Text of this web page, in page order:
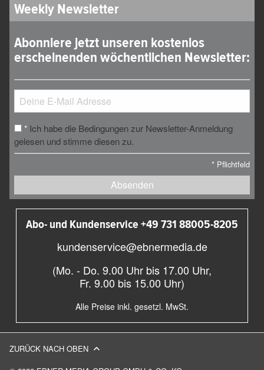
Weekly Newsletter
Abonniere jetzt unseren kostenlos
erscheinenden wöchentlichen Newsletter:
* Ich habe die Bedingungen zur Newsletter-Anmeldung
gelesen und stimme diesen zu.
* Pflichtfeld
Absenden
Abo- und Kundenservice +49 731 88005-8205
kundenservice@ebnermedia.de
(Mo. - Do. 9.00 Uhr bis 17.00 Uhr,
Fr. 9.00 bis 15.00 Uhr)
Alle Preise inkl. gesetzl. MwSt.
ZURÜCK NACH OBEN